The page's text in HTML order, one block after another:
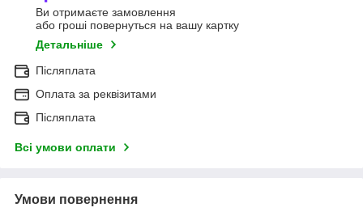
Ви отримаєте замовлення
або гроші повернуться на вашу картку
Детальніше
Післяплата
Оплата за реквізитами
Післяплата
Всі умови оплати
Умови повернення